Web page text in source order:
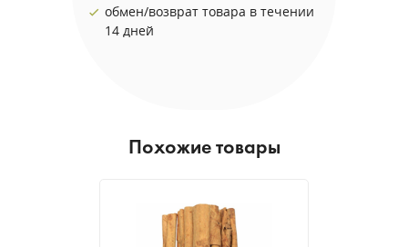
обмен/возврат товара в течении
14 дней
Похожие товары